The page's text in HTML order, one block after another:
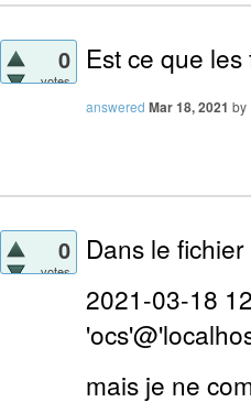
0
votes
Est ce que
answered Mar 18, 2021 by
0
votes
Dans le
2021-03-18
mais je ne